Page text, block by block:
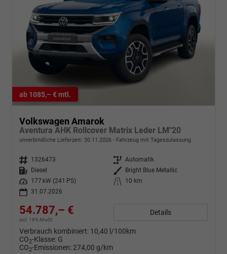
ab 1085,– € mtl.
Volkswagen Amarok
Aventura AHK Rollcover Matrix Leder LM"20
unverbindliche Lieferzeit: 30.11.2026 Fahrzeug mit Tageszulassung
Fahrzeugnr. 1326473 Getriebe Automatik
Kraftstoff
Diesel Außenfarbe
Bright Blue Metallic
Leistung
177 kW (241 PS) Kilometerstand
10 km
31.07.2026
54.787,– €
incl. 19% MwSt.
Details
Verbrauch kombiniert: 10,40 l/100km
CO2-Klasse: G
CO2-Emissionen: 274,00 g/km